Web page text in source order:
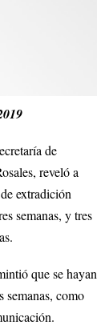
de
reveló a
extradición
semanas, y tres
que se hayan
semanas, como